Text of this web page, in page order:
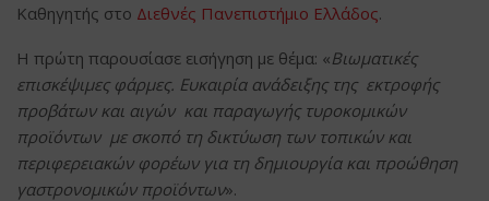
Καθηγητής στο Διεθνές Πανεπιστήμιο Ελλάδος.
Η πρώτη παρουσίασε εισήγηση με θέμα: «Βιωματικές
επισκέψιμες φάρμες. Ευκαιρία ανάδειξης της εκτροφής
προβάτων και αιγών και παραγωγής τυροκομικών
προϊόντων με σκοπό τη δικτύωση των τοπικών και
περιφερειακών φορέων για τη δημιουργία και προώθηση
γαστρονομικών προϊόντων».